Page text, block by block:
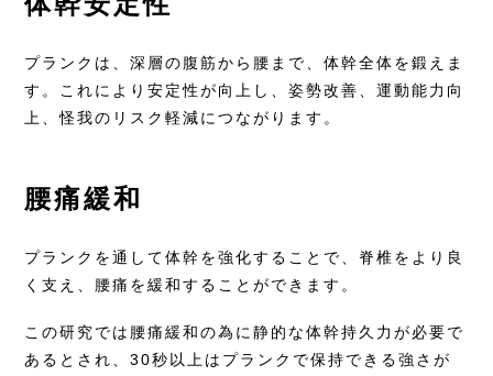
プランクは、深層の腹筋から腰まで、体幹全体を鍛えま
す。これにより安定性が向上し、姿勢改善、運動能力向
上、怪我のリスク軽減につながります。
腰痛緩和
プランクを通して体幹を強化することで、脊椎をより良
く支え、腰痛を緩和することができます。
この研究では腰痛緩和の為に静的な体幹持久力が必要で
あるとされ、30秒以上はプランクで保持できる強さが